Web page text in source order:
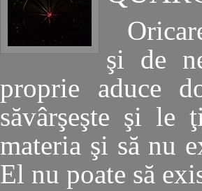
şi de
proprie aduce
săvârşeşte şi le
materia şi să nu
El nu poate să